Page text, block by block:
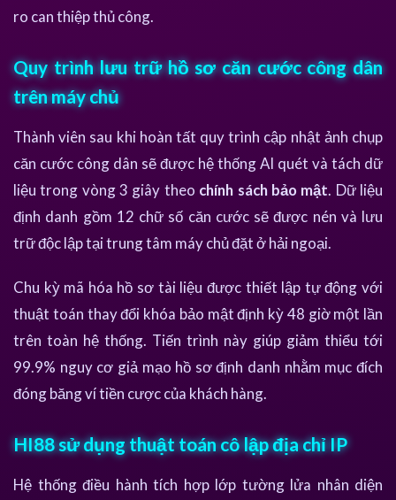
ro can thiệp thủ công.
Quy trình lưu trữ hồ sơ căn cước công dân
trên máy chủ
Thành viên sau khi hoàn tất quy trình cập nhật ảnh chụp
căn cước công dân sẽ được hệ thống AI quét và tách dữ
liệu trong vòng 3 giây theo chính sách bảo mật. Dữ liệu
định danh gồm 12 chữ số căn cước sẽ được nén và lưu
trữ độc lập tại trung tâm máy chủ đặt ở hải ngoại.
Chu kỳ mã hóa hồ sơ tài liệu được thiết lập tự động với
thuật toán thay đổi khóa bảo mật định kỳ 48 giờ một lần
trên toàn hệ thống. Tiến trình này giúp giảm thiểu tới
99.9% nguy cơ giả mạo hồ sơ định danh nhằm mục đích
đóng băng ví tiền cược của khách hàng.
HI88 sử dụng thuật toán cô lập địa chỉ IP
Hệ thống điều hành tích hợp lớp tường lửa nhân diện